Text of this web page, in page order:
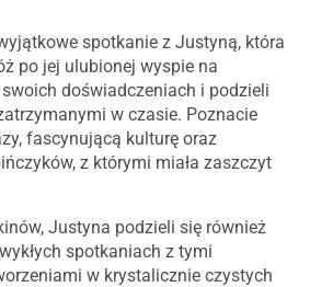
spotkanie z Justyną, która
po jej ulubionej wyspie na
doświadczeniach i podzieli
w czasie. Poznacie
fascynującą kulturę oraz
z którymi miała zaszczyt
Justyna podzieli się również
spotkaniach z tymi
w krystalicznie czystych